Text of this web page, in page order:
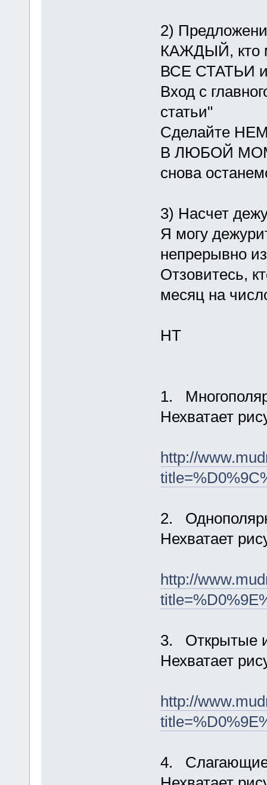
2)
КАЖДЫЙ, кто
ВСЕ СТАТЬИ
Вход с
статьи"
Сделайте
В ЛЮБОЙ
снова
3) Насчет
Я могу
непрерывно
Отзовитесь,
месяц на
НТ
1.
Нехватает
http://
2.
Нехватает
http://
3. Открытые
Нехватает
http://
4.